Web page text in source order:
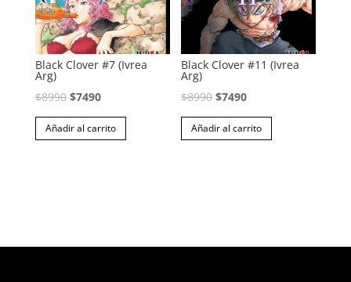
Black Clover #7 (Ivrea
Arg)
$8990 El
precio
original
$7490El
precio
actual
Añadir al carrito
Black Clover #11 (Ivrea
Arg)
$8990 El
precio
original
$7490El
precio
actual
Añadir al carrito